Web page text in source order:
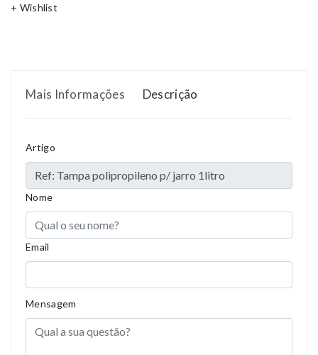
+ Wishlist
Mais Informações Descrição
Artigo
Nome
Email
Mensagem